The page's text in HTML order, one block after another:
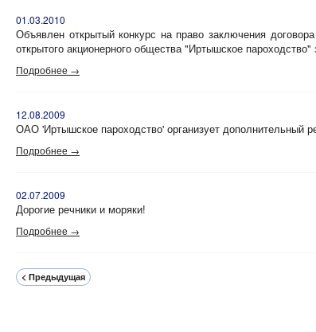
01.03.2010
Объявлен открытый конкурс на право заключения
открытого акционерного общества "Иртышское пароходство"
Подробнее →
12.08.2009
ОАО 'Иртышское пароходство' организует
Подробнее →
02.07.2009
Дорогие речники и моряки!
Подробнее →
< Предыдущая